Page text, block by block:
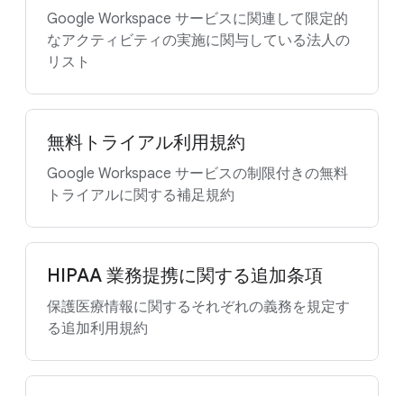
Google Workspace サービスに関連して限定的
なアクティビティの実施に関与している法人の
リスト
無料トライアル利用規約
Google Workspace サービスの制限付きの無料
トライアルに関する補足規約
HIPAA 業務提携に関する追加条項
保護医療情報に関するそれぞれの義務を規定す
る追加利用規約